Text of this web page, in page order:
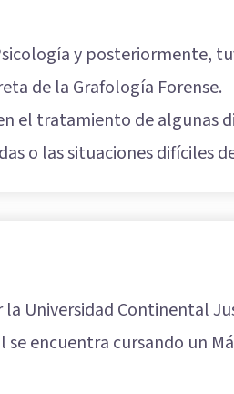
y posteriormente,
de la Grafología Forense.
el tratamiento de algunas
o las situaciones difíciles
Universidad Continental
encuentra cursando un